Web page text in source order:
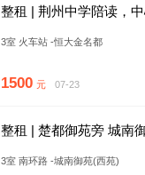
整租 | 荆州中学陪读，
3室 火车站 -恒大金名都
1500 元 07-23
整租 | 楚都御苑旁 城南
3室 南环路 -城南御苑(西苑)